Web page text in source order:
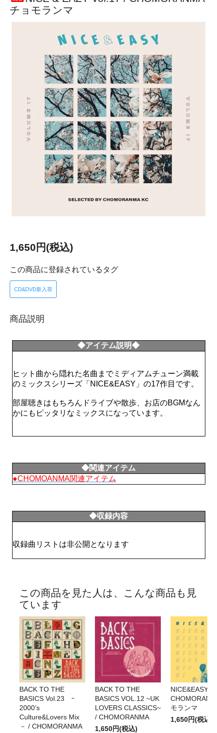
チョモランマ
1,650円(税込)
この商品に登録されているタグ
CD&DVD新入荷
商品説明
◆アイテム説明◆
ヒット曲から隠れた名曲までミディアムチューン満載
のミックスシリーズ「NICE&EASY」の17作目です。
部屋聴きはもちろんドライブや散歩、お店のBGMなん
かにもピッタリなミックスになっています。
◆関連アイテム
●CHOMOANMA関連アイテム
◆収録内容
収録曲リストは非公開となります
この商品を見た人は、こんな商品も見
ています
BACK TO THE
BASICS Vol.23 ｰ
2000’s
Culture&Lovers Mix
－ / CHOMORANMA
BACK TO THE
BASICS VOL.12 ~UK
LOVERS CLASSICS~
/ CHOMORANMA
1,650円(税込)
NICE&EASY
モランマ
1,650円(税込)